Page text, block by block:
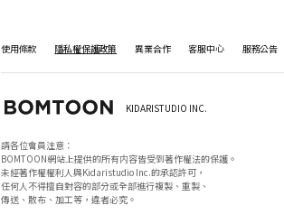
使用條款 隱私權保護政策 異業合作 客服中心 服務公告
KIDARISTUDIO INC.
請各位會員注意：
BOMTOON網站上提供的所有内容皆受到著作權法的保護。
未經著作權權利人與Kidaristudio Inc.的承認許可，
任何人不得擅自對容的部分或全部進行複製、重製、
傳送、散布、加工等，違者必究。